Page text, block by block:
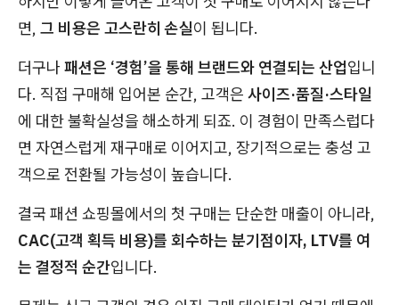
면, 그 비용은 고스란히 손실이 됩니다.
더구나패션은 ‘경험’을 통해 브랜드와 연결되는 산업입니
다. 직접 구매해 입어본 순간, 고객은 사이즈·품질·스타일
에 대한 불확실성을 해소하게 되죠. 이 경험이 만족스럽다
면 자연스럽게 재구매로 이어지고, 장기적으로는 충성 고
객으로 전환될 가능성이 높습니다.
결국 패션 쇼핑몰에서의 첫 구매는 단순한 매출이 아니라,
CAC(고객 획득 비용)를 회수하는 분기점이자, LTV를 여
는 결정적 순간입니다.